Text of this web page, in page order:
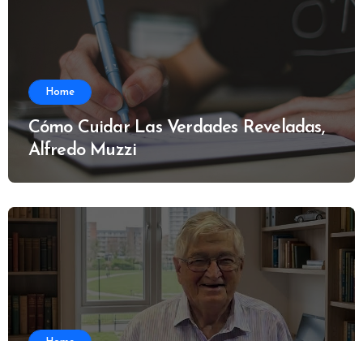
Home
Cómo Cuidar Las Verdades Reveladas,
Alfredo Muzzi